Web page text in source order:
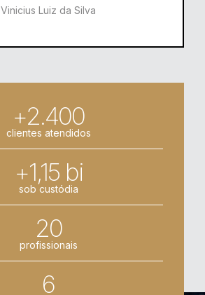
Vinicius Luiz da Silva
+2.400
clientes atendidos
+1,15 bi
sob custódia
20
profissionais
6